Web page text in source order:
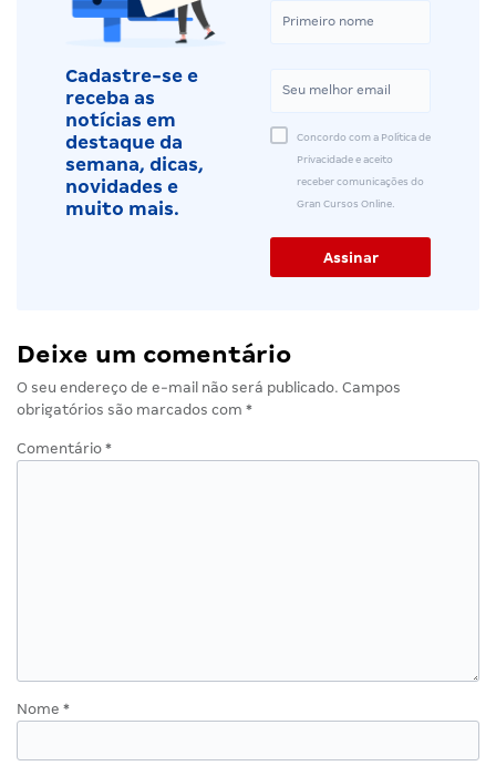
Cadastre-se e
receba as
notícias em
destaque da
semana, dicas,
novidades e
muito mais.
Concordo com a Política de
Privacidade e aceito
receber comunicações do
Gran Cursos Online.
Deixe um comentário
O seu endereço de e-mail não será publicado. Campos
obrigatórios são marcados com *
Comentário *
Nome *